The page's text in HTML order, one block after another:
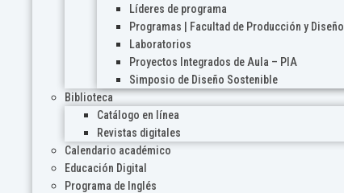
Líderes de programa
Programas | Facultad de Producción y Diseño
Laboratorios
Proyectos Integrados de Aula – PIA
Simposio de Diseño Sostenible
Biblioteca
Catálogo en línea
Revistas digitales
Calendario académico
Educación Digital
Programa de Inglés